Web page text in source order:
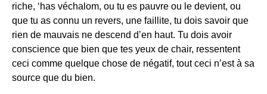
riche, ‘has véchalom, ou tu es pauvre ou le devient, ou
que tu as connu un revers, une faillite, tu dois savoir que
rien de mauvais ne descend d’en haut. Tu dois avoir
conscience que bien que tes yeux de chair, ressentent
ceci comme quelque chose de négatif, tout ceci n’est à sa
source que du bien.